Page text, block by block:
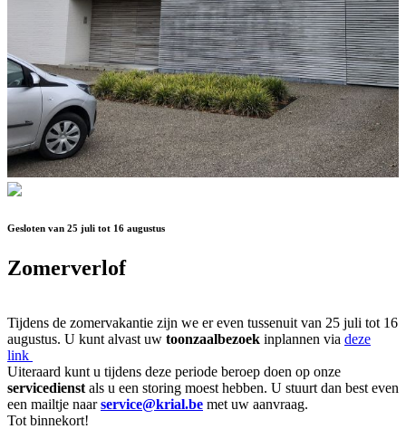
Gesloten van 25 juli tot 16 augustus
Zomerverlof
Tijdens de zomervakantie zijn we er even tussenuit van 25 juli tot 16
augustus. U kunt alvast uw toonzaalbezoek inplannen via deze
link
Uiteraard kunt u tijdens deze periode beroep doen op onze
servicedienst als u een storing moest hebben. U stuurt dan best even
een mailtje naarservice@krial.be met uw aanvraag.
Tot binnekort!